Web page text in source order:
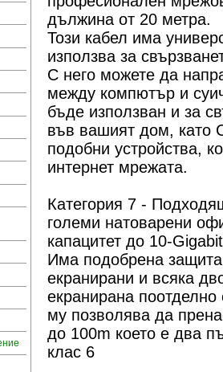
дължина от 20 метра.
Този кабел има
използва за
С него можете да
между компютър и
бъде използван и за
във вашият дом, като
подобни устройства,
интернет мрежата.
Категория 7 -
големи натоварени
капацитет до 10-
Има подобрена
екранирани и всяка
екранирана
му позволява да
до 100m което е два
клас 6